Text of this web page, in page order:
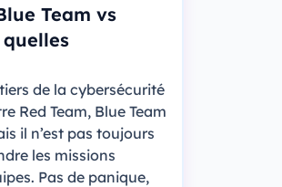
Team vs
quelles
de la cybersécurité
Red Team, Blue Team
il n’est pas toujours
les missions
Pas de panique,